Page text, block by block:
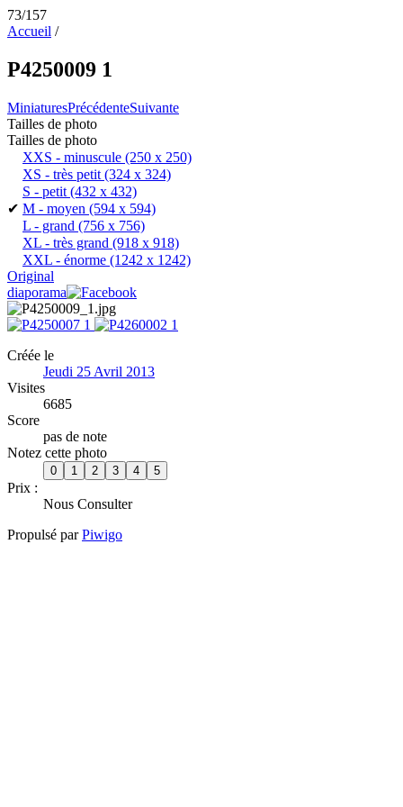
73/157
Accueil /
P4250009 1
MiniaturesPrécédenteSuivante
Tailles de photo
Tailles de photo
XXS - minuscule (250 x 250)
XS - très petit (324 x 324)
S - petit (432 x 432)
✔ M - moyen (594 x 594)
L - grand (756 x 756)
XL - très grand (918 x 918)
XXL - énorme (1242 x 1242)
Original
diaporama
Créée le
Jeudi 25 Avril 2013
Visites
6685
Score
pas de note
Notez cette photo
Prix :
Nous Consulter
Propulsé parPiwigo